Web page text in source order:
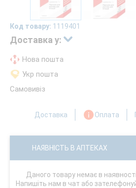
Код товару: 1119401
Доставка у:
Нова пошта
Укр пошта
Самовивіз
Доставка Оплата
НАЯВНІСТЬ В АПТЕКАХ
Даного товару немає в
Напишіть нам в чат або